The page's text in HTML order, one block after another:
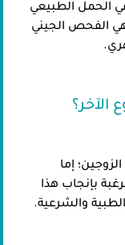
الحمل الطبيعي
هي الفحص الجيني
الآخر؟
إما
بإنجاب هذا
والشرعية.